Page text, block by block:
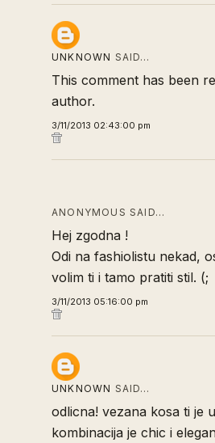
UNKNOWN SAID…
This comment has been
author.
3/11/2013 02:43:00 pm
ANONYMOUS SAID…
Hej zgodna !
Odi na fashiolistu nekad,
volim ti i tamo pratiti stil. (;
3/11/2013 05:16:00 pm
UNKNOWN SAID…
odlicna! vezana kosa ti je
kombinacija je chic i